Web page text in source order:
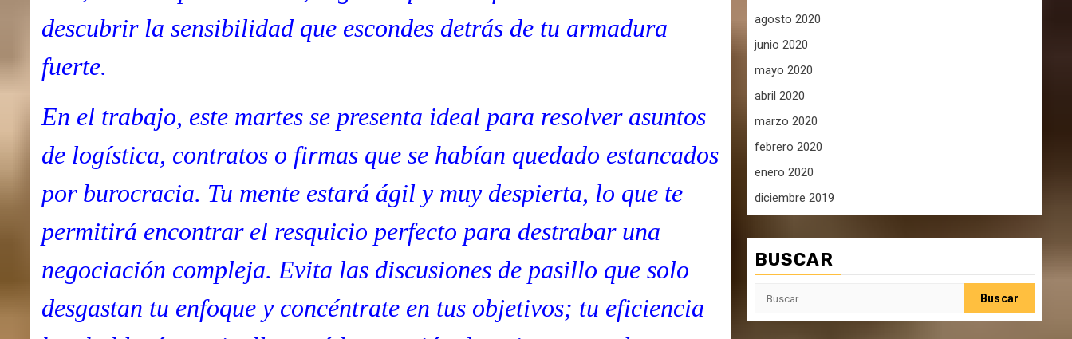
descubrir la sensibilidad que escondes detrás de tu armadura
fuerte.
En el trabajo, este martes se presenta ideal para resolver asuntos
de logística, contratos o firmas que se habían quedado estancados
por burocracia. Tu mente estará ágil y muy despierta, lo que te
permitirá encontrar el resquicio perfecto para destrabar una
negociación compleja. Evita las discusiones de pasillo que solo
desgastan tu enfoque y concéntrate en tus objetivos; tu eficiencia
agosto 2020
junio 2020
mayo 2020
abril 2020
marzo 2020
febrero 2020
enero 2020
diciembre 2019
BUSCAR
Buscar: